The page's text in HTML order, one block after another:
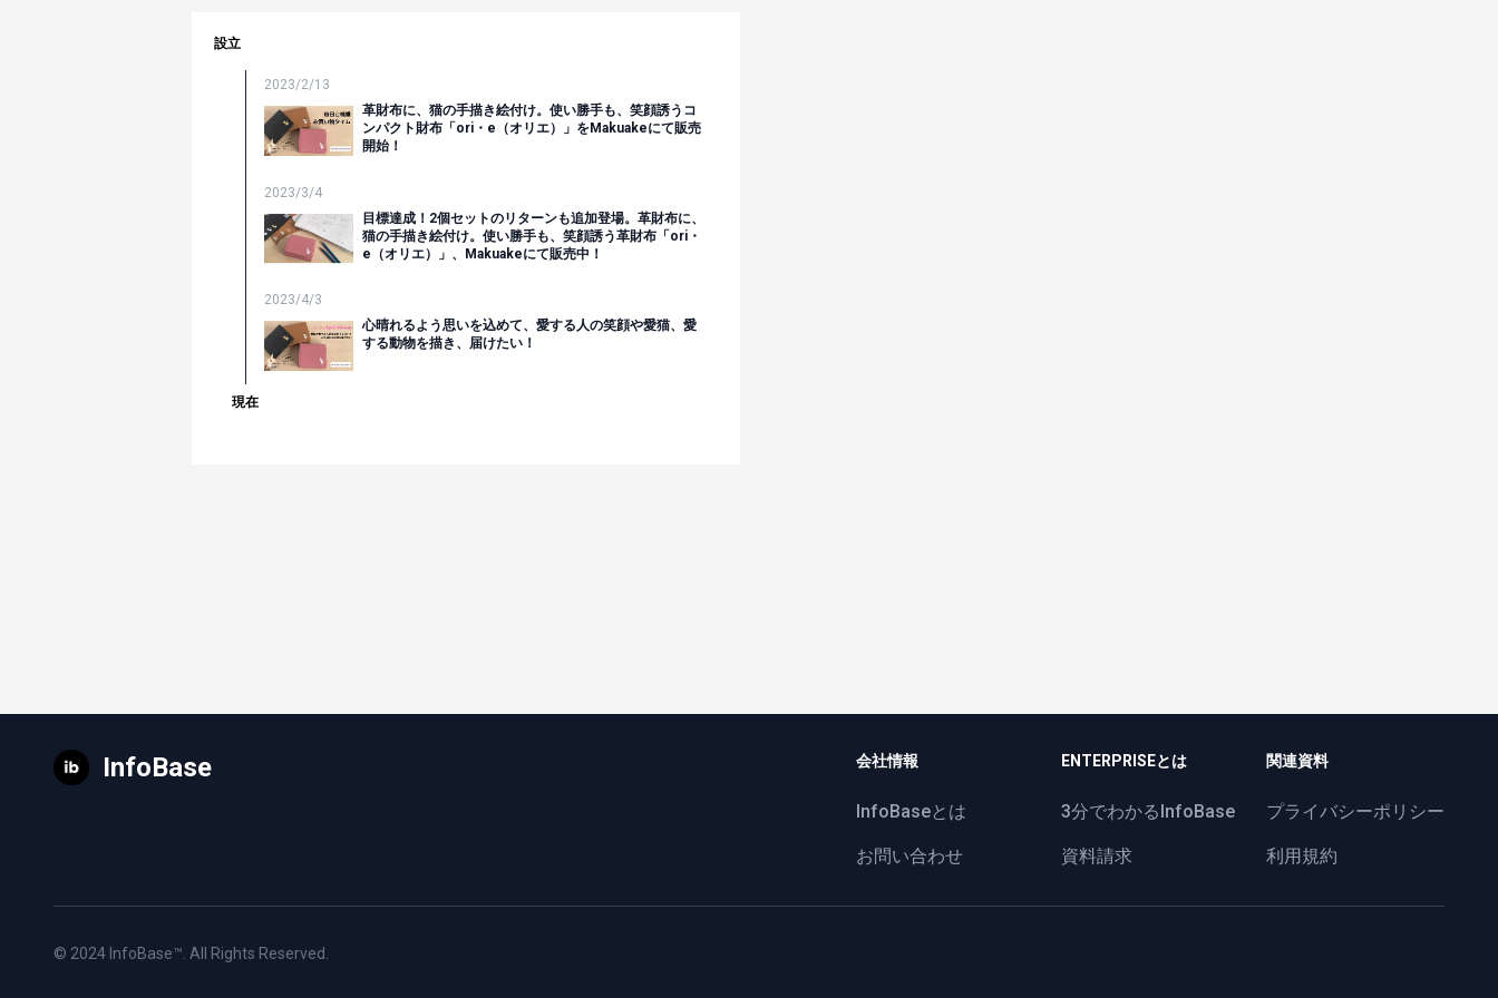
設立
2023/2/13
革財布に、猫の手描き絵付け。使い勝手も、笑顔誘うコ
ンパクト財布「ori・e（オリエ）」をMakuakeにて販売
開始！
2023/3/4
目標達成！2個セットのリターンも追加登場。革財布に、
猫の手描き絵付け。使い勝手も、笑顔誘う革財布「ori・
e（オリエ）」、Makuakeにて販売中！
2023/4/3
心晴れるよう思いを込めて、愛する人の笑顔や愛猫、愛
する動物を描き、届けたい！
現在
InfoBase 会社情報
InfoBaseとは
お問い合わせ
ENTERPRISEとは
3分でわかるInfoBase
資料請求
関連資料
プライバシーポリシー
利用規約
© 2024 InfoBase™. All Rights Reserved.